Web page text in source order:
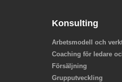
Konsulting
Arbetsmodell och
Coaching för ledare
Försäljning
Grupputveckling